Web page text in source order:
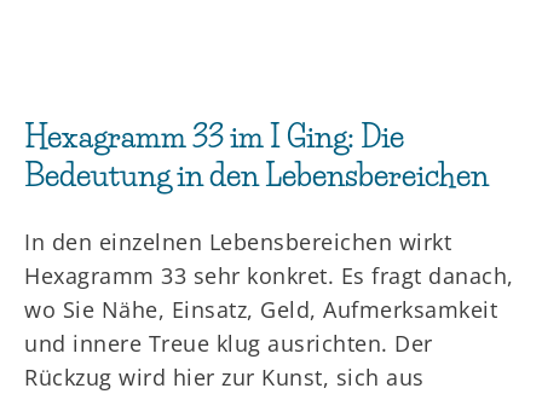
Hexagramm 33 im I Ging: Die
Bedeutung in den Lebensbereichen
In den einzelnen Lebensbereichen wirkt
Hexagramm 33 sehr konkret. Es fragt danach,
wo Sie Nähe, Einsatz, Geld, Aufmerksamkeit
und innere Treue klug ausrichten. Der
Rückzug wird hier zur Kunst, sich aus